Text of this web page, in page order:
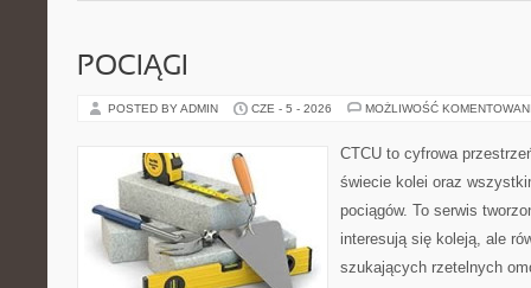
POCIĄGI
POSTED BY ADMIN CZE - 5 - 2026 MOŻLIWOŚĆ
CTCU to cyfrowa
świecie kolei oraz
pociągów. To serwis
interesują się koleją, ale
szukających rzetelnych